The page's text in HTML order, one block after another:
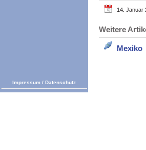
14. Januar
Weitere
Mexiko
Impressum / Datenschutz